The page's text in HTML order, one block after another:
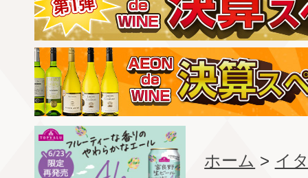
ホーム > イ